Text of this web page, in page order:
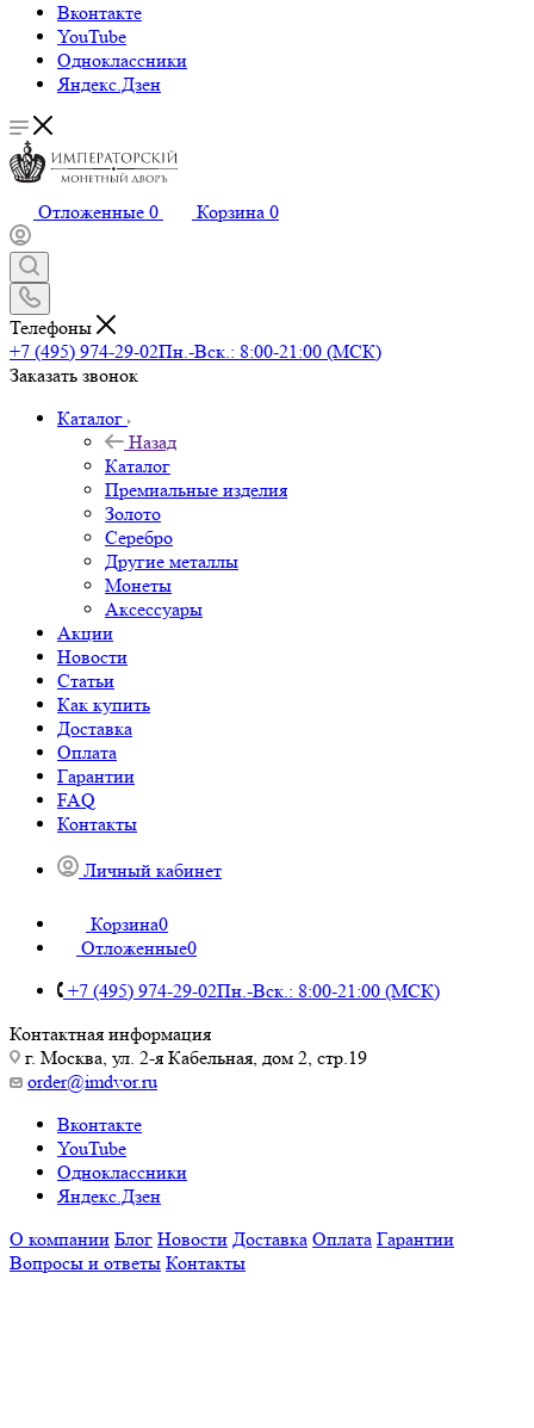
Вконтакте
YouTube
Одноклассники
Яндекс.Дзен
Отложенные 0 Корзина 0
Телефоны
+7 (495) 974-29-02Пн.-Вск.: 8:00-21:00 (МСК)
Заказать звонок
Каталог
Назад
Каталог
Премиальные изделия
Золото
Серебро
Другие металлы
Монеты
Аксессуары
Акции
Новости
Статьи
Как купить
Доставка
Оплата
Гарантии
FAQ
Контакты
Личный кабинет
Корзина0
Отложенные0
+7 (495) 974-29-02Пн.-Вск.: 8:00-21:00 (МСК)
Контактная информация
г. Москва, ул. 2-я Кабельная, дом 2, стр.19
order@imdvor.ru
Вконтакте
YouTube
Одноклассники
Яндекс.Дзен
О компании Блог Новости Доставка Оплата Гарантии
Вопросы и ответы Контакты